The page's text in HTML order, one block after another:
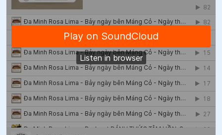
51
đạo
52.Ngày 03/6 Thánh Phaolô Vũ Văn Đổng
53 .Ngày 03/6 Thánh Phaolô Vũ Văn Ðổng (Dương)
54 .Ngày 02/6 Thánh Ða Minh Ninh
55 Ngày 01/6 - Thánh Scalabrini
56 .Ngày 01/6 Thánh Giuse Túc